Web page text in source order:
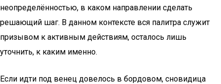
неопределённостью, в каком направлении сделать
решающий шаг. В данном контексте вся палитра служит
призывом к активным действиям, осталось лишь
уточнить, к каким именно.
Если идти под венец довелось в бордовом, сновидица